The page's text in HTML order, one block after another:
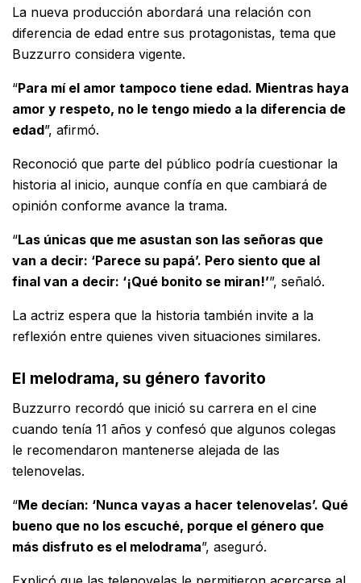
La nueva producción abordará una relación con
diferencia de edad entre sus protagonistas, tema que
Buzzurro considera vigente.
“Para mí el amor tampoco tiene edad. Mientras haya
amor y respeto, no le tengo miedo a la diferencia de
edad”, afirmó.
Reconoció que parte del público podría cuestionar la
historia al inicio, aunque confía en que cambiará de
opinión conforme avance la trama.
“Las únicas que me asustan son las señoras que
van a decir: ‘Parece su papá’. Pero siento que al
final van a decir: ‘¡Qué bonito se miran!’”, señaló.
La actriz espera que la historia también invite a la
reflexión entre quienes viven situaciones similares.
El melodrama, su género favorito
Buzzurro recordó que inició su carrera en el cine
cuando tenía 11 años y confesó que algunos colegas
le recomendaron mantenerse alejada de las
telenovelas.
“Me decían: ‘Nunca vayas a hacer telenovelas’. Qué
bueno que no los escuché, porque el género que
más disfruto es el melodrama”, aseguró.